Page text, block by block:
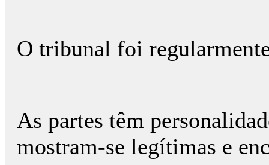
O tribunal foi
As partes têm
mostram-se legítimas e